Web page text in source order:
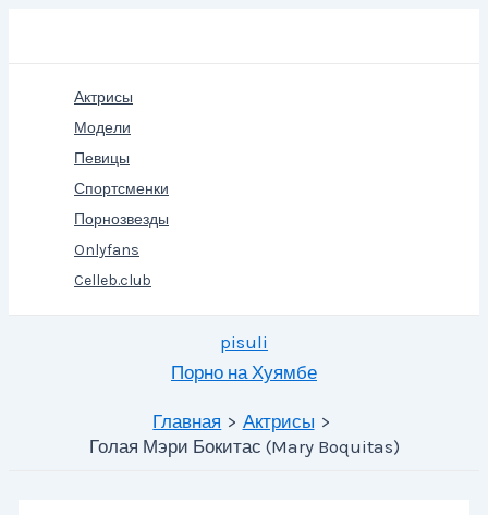
Актрисы
Модели
Певицы
Спортсменки
Порнозвезды
Onlyfans
Celleb.club
pisuli
Порно на Хуямбе
Главная
Актрисы
Голая Мэри Бокитас (Mary Boquitas)